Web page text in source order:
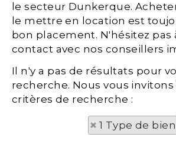
le secteur Dunkerque.
le mettre en location est
bon placement. N'hésitez pas
contact avec nos conseillers
Il n'y a pas de résultats pour
recherche. Nous vous
critères de recherche :
1 Type de bien